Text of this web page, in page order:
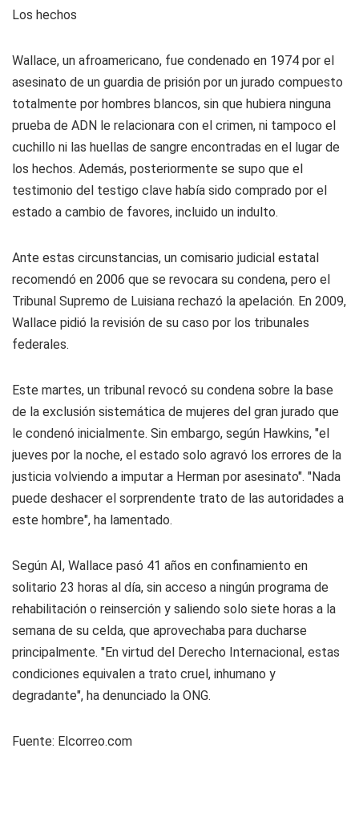
Los hechos
Wallace, un afroamericano, fue condenado en 1974 por el
asesinato de un guardia de prisión por un jurado compuesto
totalmente por hombres blancos, sin que hubiera ninguna
prueba de ADN le relacionara con el crimen, ni tampoco el
cuchillo ni las huellas de sangre encontradas en el lugar de
los hechos. Además, posteriormente se supo que el
testimonio del testigo clave había sido comprado por el
estado a cambio de favores, incluido un indulto.
Ante estas circunstancias, un comisario judicial estatal
recomendó en 2006 que se revocara su condena, pero el
Tribunal Supremo de Luisiana rechazó la apelación. En 2009,
Wallace pidió la revisión de su caso por los tribunales
federales.
Este martes, un tribunal revocó su condena sobre la base
de la exclusión sistemática de mujeres del gran jurado que
le condenó inicialmente. Sin embargo, según Hawkins, "el
jueves por la noche, el estado solo agravó los errores de la
justicia volviendo a imputar a Herman por asesinato". "Nada
puede deshacer el sorprendente trato de las autoridades a
este hombre", ha lamentado.
Según AI, Wallace pasó 41 años en confinamiento en
solitario 23 horas al día, sin acceso a ningún programa de
rehabilitación o reinserción y saliendo solo siete horas a la
semana de su celda, que aprovechaba para ducharse
principalmente. "En virtud del Derecho Internacional, estas
condiciones equivalen a trato cruel, inhumano y
degradante", ha denunciado la ONG.
Fuente: Elcorreo.com